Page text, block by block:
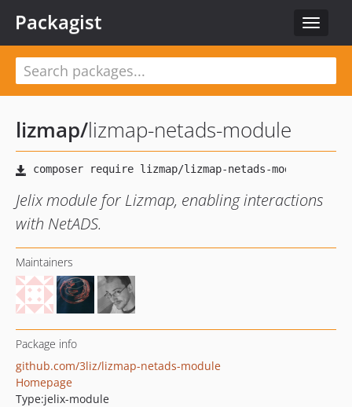
Toggle
Packagist
lizmap/lizmap-netads-module
Jelix module for Lizmap, enabling interactions
with NetADS.
Maintainers
Package info
github.com/3liz/lizmap-netads-module
Homepage
Type:jelix-module